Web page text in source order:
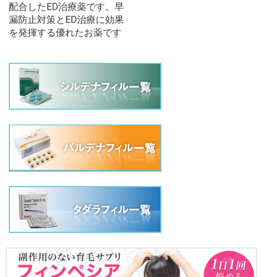
配合したED治療薬です。早
漏防止対策とED治療に効果
を発揮する優れたお薬です